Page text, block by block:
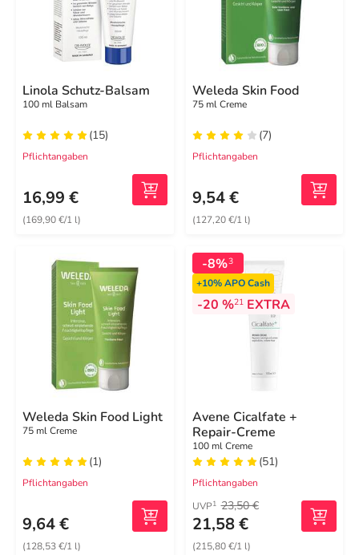
Linola Schutz-Balsam
100 ml Balsam
(15)
Pflichtangaben
16,99 €
(169,90 €/1 l)
Weleda Skin Food
75 ml Creme
(7)
Pflichtangaben
9,54 €
(127,20 €/1 l)
Weleda Skin Food Light
75 ml Creme
(1)
Pflichtangaben
9,64 €
(128,53 €/1 l)
-8%3
+10%APO Cash
-20 %21 EXTRA
Avene Cicalfate +
Repair-Creme
100 ml Creme
(51)
Pflichtangaben
UVP1 23,50 €
21,58 €
(215,80 €/1 l)